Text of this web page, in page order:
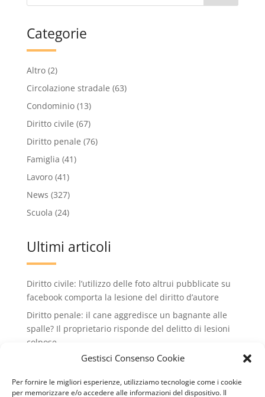
Gestisci Consenso Cookie
Per fornire le migliori esperienze, utilizziamo tecnologie come i cookie
per memorizzare e/o accedere alle informazioni del dispositivo. Il
Categorie
Altro(2)
Circolazione stradale (63)
Condominio(13)
Diritto civile (67)
Diritto penale (76)
Famiglia (41)
Lavoro(41)
News (327)
Scuola (24)
Ultimi articoli
Diritto civile: l’utilizzo delle foto altrui pubblicate su
facebook comporta la lesione del diritto d’autore
Diritto penale: il cane aggredisce un bagnante alle
spalle? Il proprietario risponde del delitto di lesioni
colpose.
Condominio: no all'installazione di condizionatori
Lavoro: valido il licenziamento intimato via wathsApp